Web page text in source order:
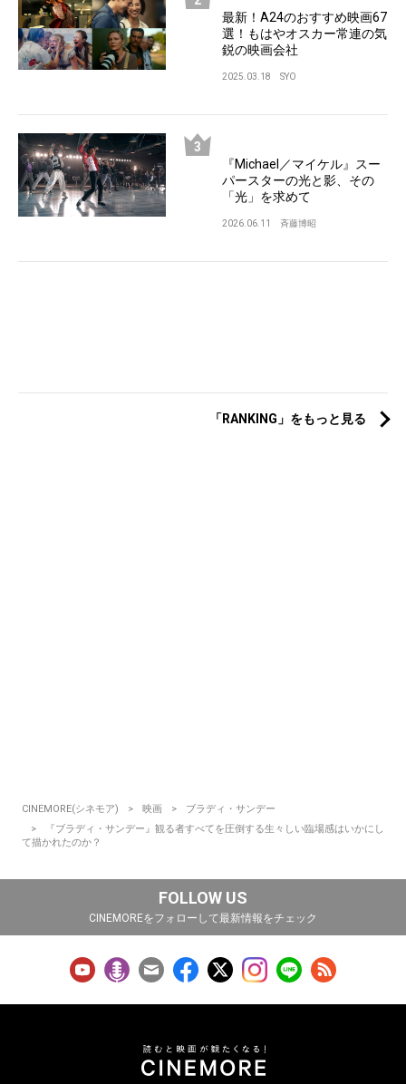
最新！A24のおすすめ映画67
選！もはやオスカー常連の気
鋭の映画会社
2025.03.18 SYO
『Michael／マイケル』スー
パースターの光と影、その
「光」を求めて
2026.06.11 斉藤博昭
「RANKING」をもっと見る
CINEMORE(シネモア) 映画
ブラディ・サンデー
『ブラディ・サンデー』観る者すべてを圧倒する生々しい臨場感はいかにし
て描かれたのか？
FOLLOW US
CINEMOREをフォローして最新情報をチェック